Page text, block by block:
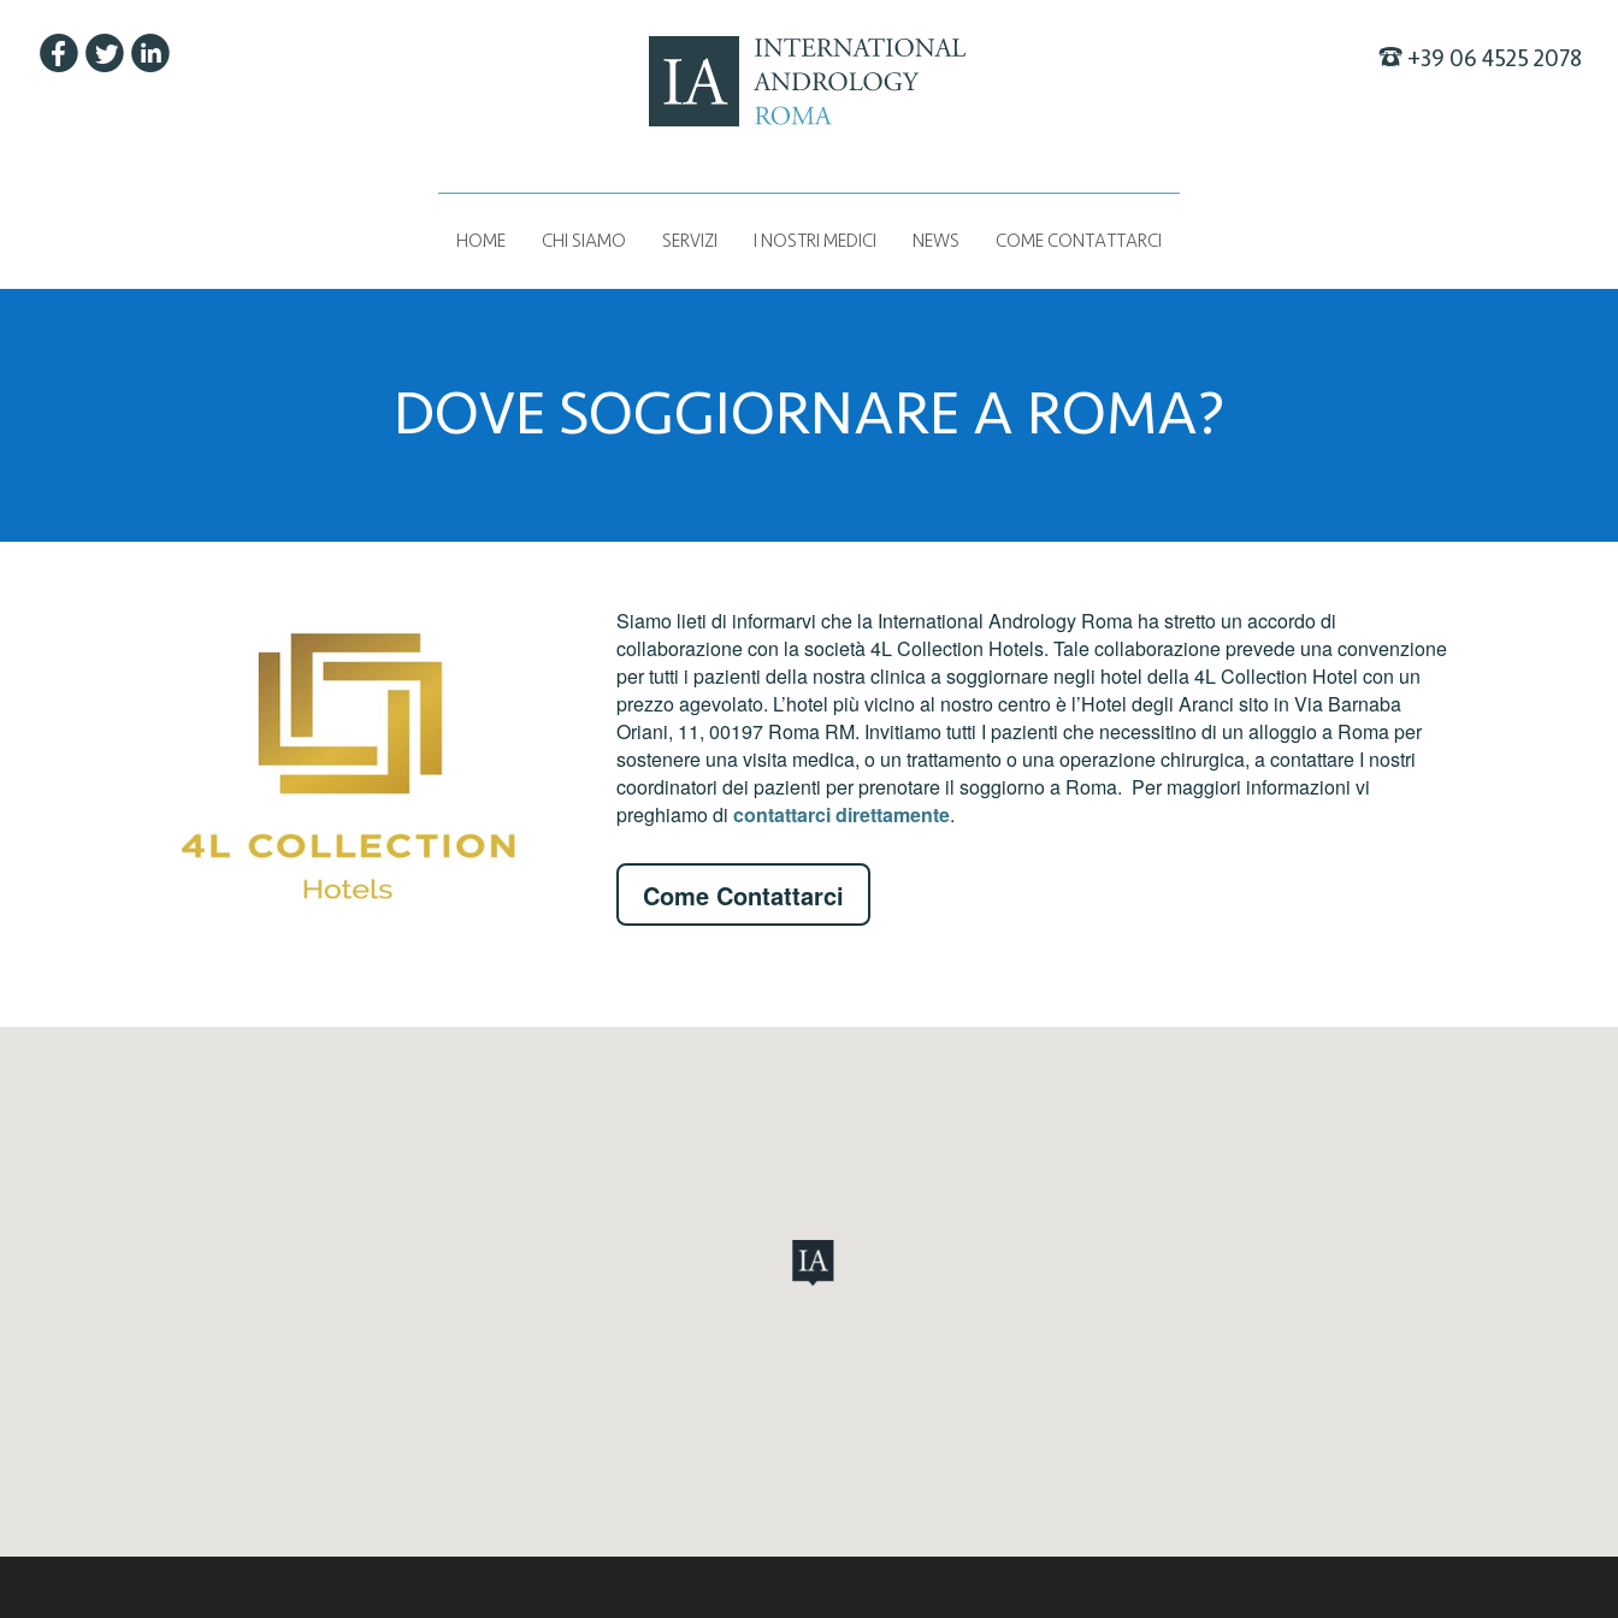
utw F +39 06 4525 2078
HOME CHI SIAMO SERVIZI I NOSTRI MEDICI NEWS COME CONTATTARCI
DOVE SOGGIORNARE A ROMA?
Siamo lieti di informarvi che la International Andrology Roma ha stretto un accordo di
collaborazione con la società 4L Collection Hotels. Tale collaborazione prevede una convenzione
per tutti i pazienti della nostra clinica a soggiornare negli hotel della 4L Collection Hotel con un
prezzo agevolato. L’hotel più vicino al nostro centro è l’Hotel degli Aranci sito in Via Barnaba
Oriani, 11, 00197 Roma RM. Invitiamo tutti I pazienti che necessitino di un alloggio a Roma per
sostenere una visita medica, o un trattamento o una operazione chirurgica, a contattare I nostri
coordinatori dei pazienti per prenotare il soggiorno a Roma. Per maggiori informazioni vi
preghiamo dicontattarci direttamente.
Come Contattarci